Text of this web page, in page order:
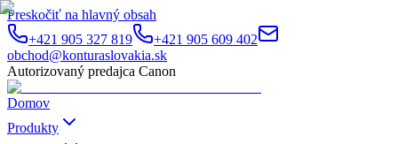
Preskočiť na hlavný obsah
+421 905 327 819
+421 905 609 402
obchod@konturaslovakia.sk
Autorizovaný predajca Canon
Domov
Produkty